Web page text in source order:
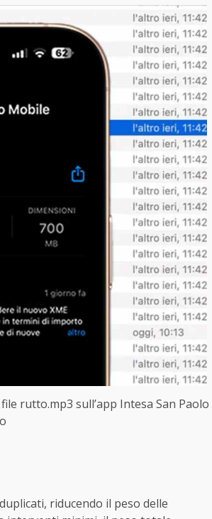
rutto.mp3 sull’app Intesa San Paolo
riducendo il peso delle